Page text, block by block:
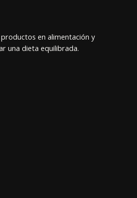
en alimentación y
una dieta equilibrada.